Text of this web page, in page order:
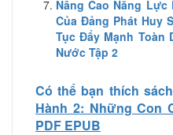
Nâng Cao Năng
Của Đảng Phát Huy
Tục Đẩy Mạnh Toàn
Nước Tập 2
Có thể bạn thích sách
Hành 2: Những Con
PDF EPUB